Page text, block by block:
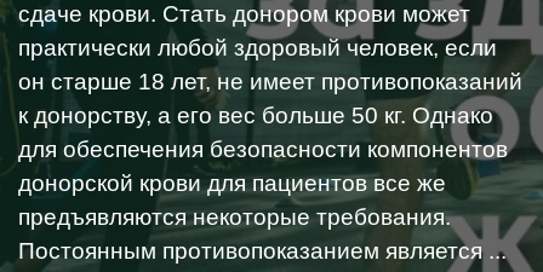
сдаче крови. Стать донором крови может
практически любой здоровый человек, если
он старше 18 лет, не имеет противопоказаний
к донорству, а его вес больше 50 кг. Однако
для обеспечения безопасности компонентов
донорской крови для пациентов все же
предъявляются некоторые требования.
Постоянным противопоказанием является ...